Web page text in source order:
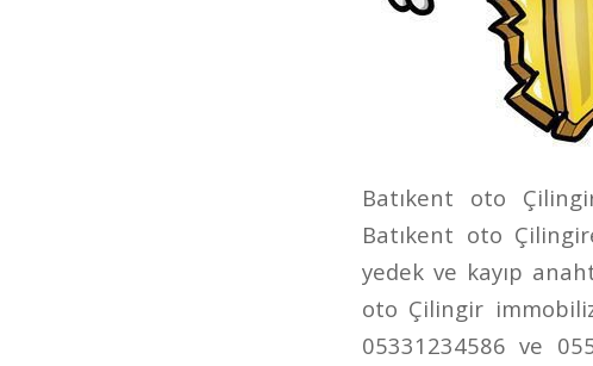
Batıkent oto
Batıkent oto
yedek ve kayıp
oto Çilingir
05331234586 ve